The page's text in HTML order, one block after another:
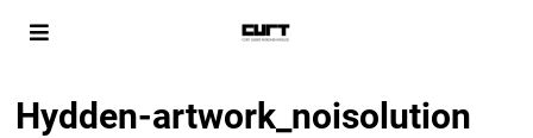
Hydden-artwork_noisolution